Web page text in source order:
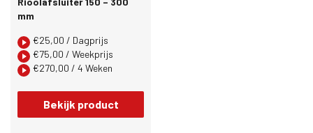
mm
€25,00 / Dagprijs
€75,00 / Weekprijs
€270,00 / 4 Weken
Bekijk product